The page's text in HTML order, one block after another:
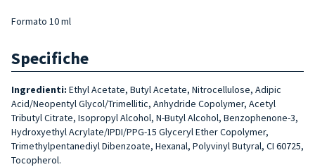
Formato 10 ml
Specifiche
Ingredienti: Ethyl Acetate, Butyl Acetate, Nitrocellulose, Adipic
Acid/Neopentyl Glycol/Trimellitic, Anhydride Copolymer, Acetyl
Tributyl Citrate, Isopropyl Alcohol, N-Butyl Alcohol, Benzophenone-3,
Hydroxyethyl Acrylate/IPDI/PPG-15 Glyceryl Ether Copolymer,
Trimethylpentanediyl Dibenzoate, Hexanal, Polyvinyl Butyral, CI 60725,
Tocopherol.